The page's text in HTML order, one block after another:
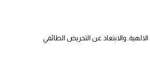
والابتعاد عن التحريض الطائفي